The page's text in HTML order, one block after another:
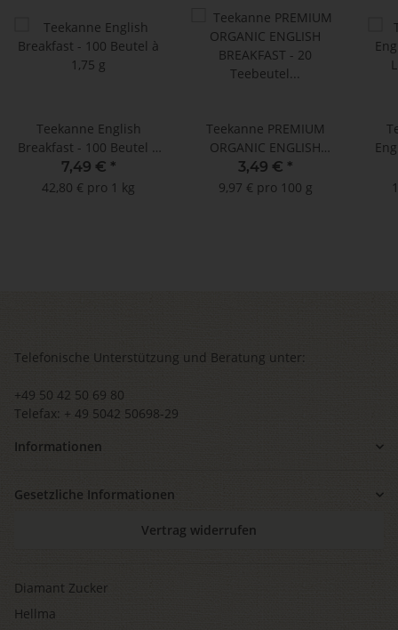
Teekanne English
Breakfast - 100 Beutel à
1,75 g
7,49 € *
42,80 € pro 1 kg
Teekanne PREMIUM
ORGANIC ENGLISH
BREAKFAST - 20
Teebeutel à 1,75 g
3,49 € *
9,97 € pro 100 g
Telefonische Unterstützung und Beratung unter:
+49 50 42 50 69 80
Telefax: + 49 5042 50698-29
Informationen
Gesetzliche Informationen
Vertrag widerrufen
Diamant Zucker
Hellma